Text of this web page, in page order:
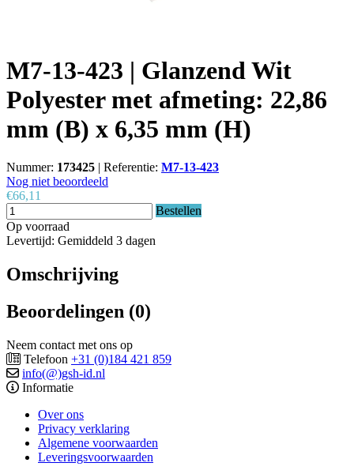
M7-13-423 | Glanzend Wit
Polyester met afmeting: 22,86
mm (B) x 6,35 mm (H)
Nummer: 173425 | Referentie: M7-13-423
Nog niet beoordeeld
€66,11
Bestellen
Op voorraad
Levertijd: Gemiddeld 3 dagen
Omschrijving
Beoordelingen (0)
Neem contact met ons op
Telefoon +31 (0)184 421 859
info(@)gsh-id.nl
Informatie
Over ons
Privacy verklaring
Algemene voorwaarden
Leveringsvoorwaarden